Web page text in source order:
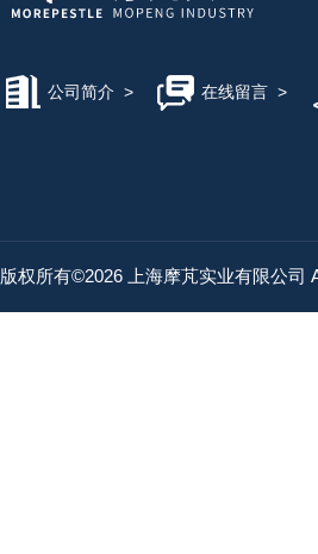
公司简介 > 在线留言>
版权所有©2026 上海摩芃实业有限公司